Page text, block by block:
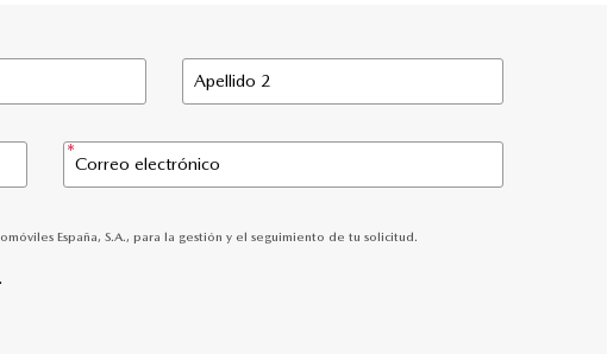
España, S.A., para la gestión y el seguimiento de tu solicitud.